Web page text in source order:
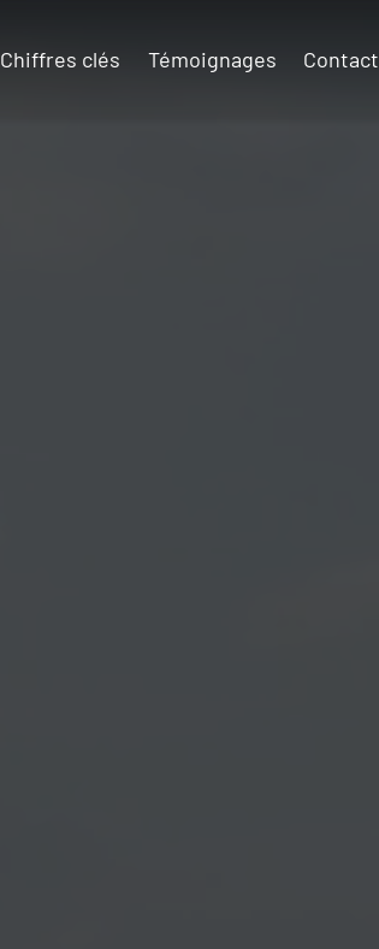
Chiffres clés Témoignages Contact